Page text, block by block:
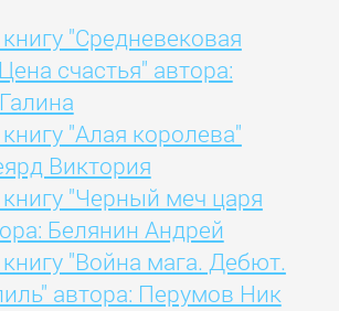
"Средневековая
счастья" автора:
"Алая королева"
Виктория
книгу "Черный меч царя
Белянин Андрей
"Война мага. Дебют.
автора: Перумов Ник